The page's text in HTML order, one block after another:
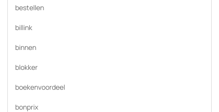
bestellen
billink
binnen
blokker
boekenvoordeel
bonprix